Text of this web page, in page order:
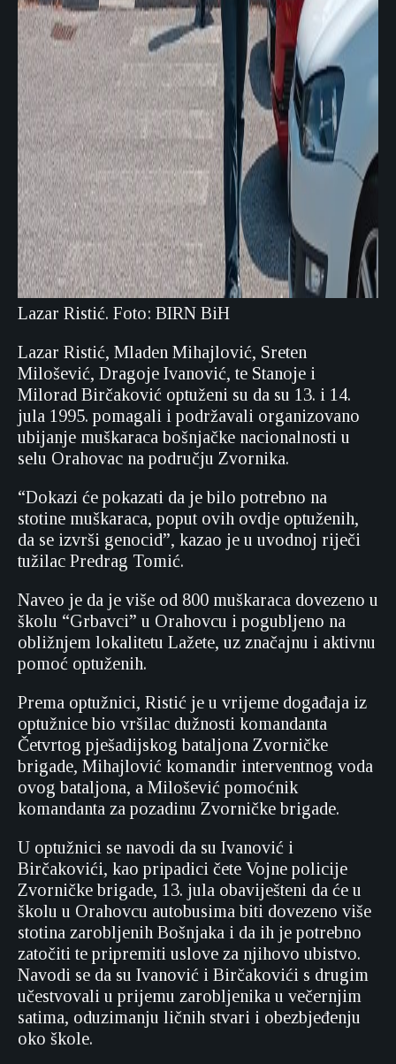
Lazar Ristić. Foto: BIRN BiH
Lazar Ristić, Mladen Mihajlović, Sreten
Milošević, Dragoje Ivanović, te Stanoje i
Milorad Birčaković optuženi su da su 13. i 14.
jula 1995. pomagali i podržavali organizovano
ubijanje muškaraca bošnjačke nacionalnosti u
selu Orahovac na području Zvornika.
“Dokazi će pokazati da je bilo potrebno na
stotine muškaraca, poput ovih ovdje optuženih,
da se izvrši genocid”, kazao je u uvodnoj riječi
tužilac Predrag Tomić.
Naveo je da je više od 800 muškaraca dovezeno u
školu “Grbavci” u Orahovcu i pogubljeno na
obližnjem lokalitetu Lažete, uz značajnu i aktivnu
pomoć optuženih.
Prema optužnici, Ristić je u vrijeme događaja iz
optužnice bio vršilac dužnosti komandanta
Četvrtog pješadijskog bataljona Zvorničke
brigade, Mihajlović komandir interventnog voda
ovog bataljona, a Milošević pomoćnik
komandanta za pozadinu Zvorničke brigade.
U optužnici se navodi da su Ivanović i
Birčakovići, kao pripadici čete Vojne policije
Zvorničke brigade, 13. jula obaviješteni da će u
školu u Orahovcu autobusima biti dovezeno više
stotina zarobljenih Bošnjaka i da ih je potrebno
zatočiti te pripremiti uslove za njihovo ubistvo.
Navodi se da su Ivanović i Birčakovići s drugim
učestvovali u prijemu zarobljenika u večernjim
satima, oduzimanju ličnih stvari i obezbjeđenju
oko škole.